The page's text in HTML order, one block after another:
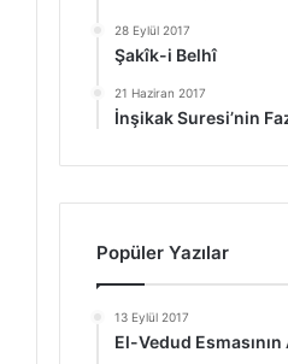
28 Eylül 2017
Şakîk-i Belhî
21 Haziran 2017
İnşikak Suresi’nin
Popüler Yazılar
13 Eylül 2017
El-Vedud